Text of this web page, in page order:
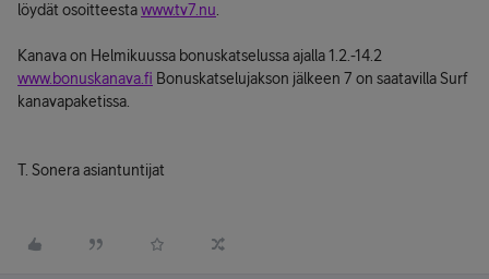
löydät osoitteestawww.tv7.nu
Kanava on Helmikuussa bonuskatselussa ajalla 1.2.-14.2
www.bonuskanava.fi Bonuskatselujakson jälkeen 7 on saatavilla Surf
kanavapaketissa.
T. Sonera asiantuntijat